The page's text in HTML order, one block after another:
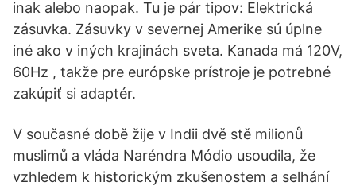
inak alebo naopak. Tu je pár tipov: Elektrická
zásuvka. Zásuvky v severnej Amerike sú úplne
iné ako v iných krajinách sveta. Kanada má 120V,
60Hz , takže pre európske prístroje je potrebné
zakúpiť si adaptér.
V současné době žije v Indii dvě stě milionů
muslimů a vláda Naréndra Módio usoudila, že
vzhledem k historickým zkušenostem a selhání